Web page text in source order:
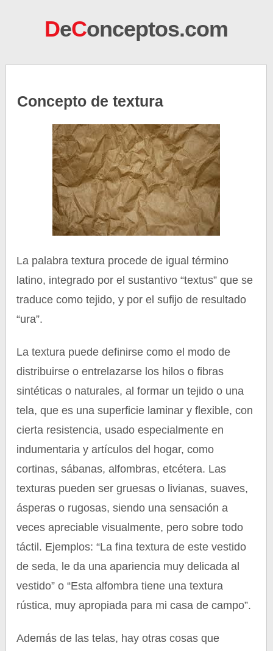
DeConceptos.com
Concepto de textura
La palabra textura procede de igual término
latino, integrado por el sustantivo “textus” que se
traduce como tejido, y por el sufijo de resultado
“ura”.
La textura puede definirse como el modo de
distribuirse o entrelazarse los hilos o fibras
sintéticas o naturales, al formar un tejido o una
tela, que es una superficie laminar y flexible, con
cierta resistencia, usado especialmente en
indumentaria y artículos del hogar, como
cortinas, sábanas, alfombras, etcétera. Las
texturas pueden ser gruesas o livianas, suaves,
ásperas o rugosas, siendo una sensación a
veces apreciable visualmente, pero sobre todo
táctil. Ejemplos: “La fina textura de este vestido
de seda, le da una apariencia muy delicada al
vestido” o “Esta alfombra tiene una textura
rústica, muy apropiada para mi casa de campo”.
Además de las telas, hay otras cosas que